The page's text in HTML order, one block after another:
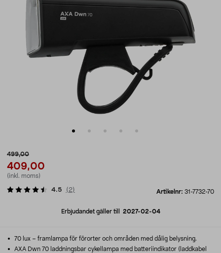
499,00
409,00
(inkl. moms)
Artikelnr: 31-7732-70
4.5 ( 2)
Erbjudandet gäller till 2027-02-04
70 lux – framlampa för förorter och områden med dålig belysning.
AXA Dwn 70 laddningsbar cykellampa med batteriindikator (laddkabel